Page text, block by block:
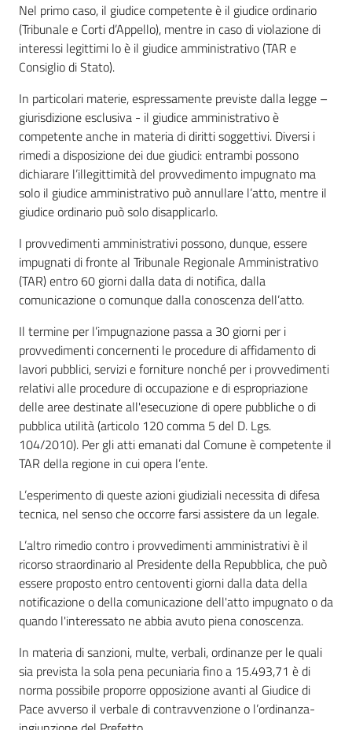
Nel primo caso, il giudice competente è il giudice ordinario
(Tribunale e Corti d’Appello), mentre in caso di violazione di
interessi legittimi lo è il giudice amministrativo (TAR e
Consiglio di Stato).
In particolari materie, espressamente previste dalla legge –
giurisdizione esclusiva - il giudice amministrativo è
competente anche in materia di diritti soggettivi. Diversi i
rimedi a disposizione dei due giudici: entrambi possono
dichiarare l’illegittimità del provvedimento impugnato ma
solo il giudice amministrativo può annullare l’atto, mentre il
giudice ordinario può solo disapplicarlo.
I provvedimenti amministrativi possono, dunque, essere
impugnati di fronte al Tribunale Regionale Amministrativo
(TAR) entro 60 giorni dalla data di notifica, dalla
comunicazione o comunque dalla conoscenza dell’atto.
Il termine per l’impugnazione passa a 30 giorni per i
provvedimenti concernenti le procedure di affidamento di
lavori pubblici, servizi e forniture nonché per i provvedimenti
relativi alle procedure di occupazione e di espropriazione
delle aree destinate all'esecuzione di opere pubbliche o di
pubblica utilità (articolo 120 comma 5 del D. Lgs.
104/2010). Per gli atti emanati dal Comune è competente il
TAR della regione in cui opera l’ente.
L’esperimento di queste azioni giudiziali necessita di difesa
tecnica, nel senso che occorre farsi assistere da un legale.
L’altro rimedio contro i provvedimenti amministrativi è il
ricorso straordinario al Presidente della Repubblica, che può
essere proposto entro centoventi giorni dalla data della
notificazione o della comunicazione dell'atto impugnato o da
quando l'interessato ne abbia avuto piena conoscenza.
In materia di sanzioni, multe, verbali, ordinanze per le quali
sia prevista la sola pena pecuniaria fino a 15.493,71 è di
norma possibile proporre opposizione avanti al Giudice di
Pace avverso il verbale di contravvenzione o l’ordinanza-